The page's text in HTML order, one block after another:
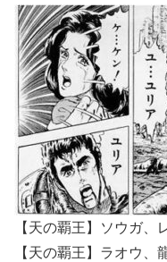
【天の覇王】ソウガ、
【天の覇王】ラオウ、